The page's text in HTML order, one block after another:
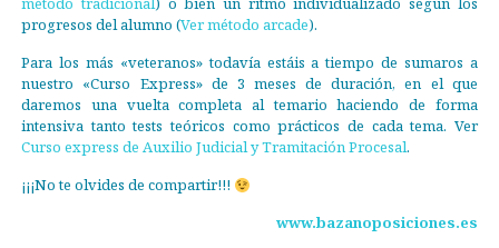
progresos del alumno (Ver método arcade).
Para los más «veteranos» todavía estáis a tiempo de sumaros a
nuestro «Curso Express» de 3 meses de duración, en el que
daremos una vuelta completa al temario haciendo de forma
intensiva tanto tests teóricos como prácticos de cada tema. Ver
Curso express de Auxilio Judicial y Tramitación Procesal.
¡¡¡No te olvides de compartir!!!
www.bazanoposiciones.es